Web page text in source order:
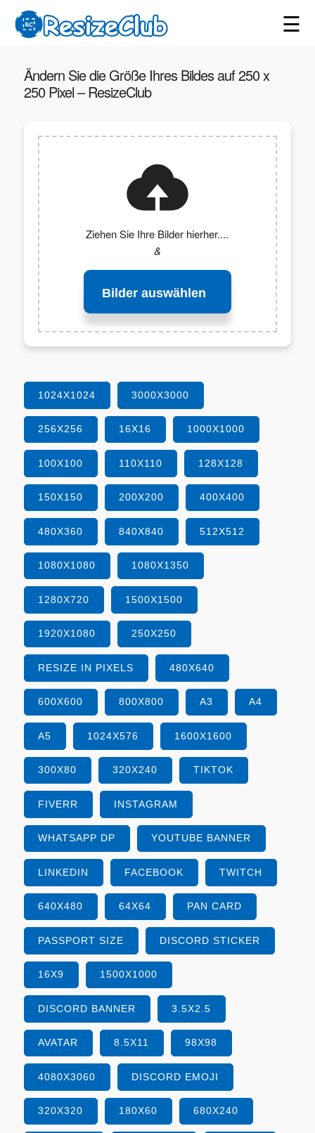
☰
Ändern Sie die Größe Ihres Bildes auf 250 x
250 Pixel – ResizeClub
Ziehen Sie Ihre Bilder hierher....
&
Bilder auswählen
1024X1024 3000X3000
256X256 16X16 1000X1000
100X100 110X110 128X128
150X150 200X200 400X400
480X360 840X840 512X512
1080X1080 1080X1350
1280X720 1500X1500
1920X1080 250X250
RESIZE IN PIXELS 480X640
600X600 800X800 A3 A4
A5 1024X576 1600X1600
300X80 320X240 TIKTOK
FIVERR INSTAGRAM
WHATSAPP DP YOUTUBE BANNER
LINKEDIN FACEBOOK TWITCH
640X480 64X64 PAN CARD
PASSPORT SIZE DISCORD STICKER
16X9 1500X1000
DISCORD BANNER 3.5X2.5
AVATAR 8.5X11 98X98
4080X3060 DISCORD EMOJI
320X320 180X60 680X240